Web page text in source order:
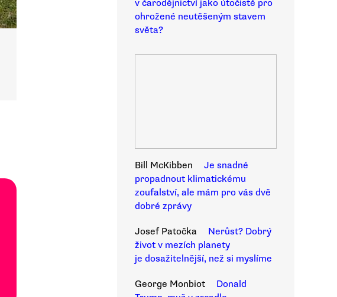
v čarodějnictví jako útočistě pro
ohrožené neutěšeným stavem
světa?
Bill McKibben
Je snadné
propadnout klimatickému
zoufalství, ale mám pro vás dvě
dobré zprávy
Josef Patočka
Nerůst? Dobrý
život v mezích planety
je dosažitelnější, než si myslíme
George Monbiot
Donald